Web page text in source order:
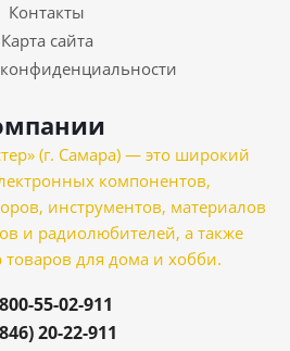
Контакты
Карта сайта
(г. Самара) — это широкий
компонентов,
инструментов, материалов
и радиолюбителей, а также
для дома и хобби.
55-02-911
20-22-911